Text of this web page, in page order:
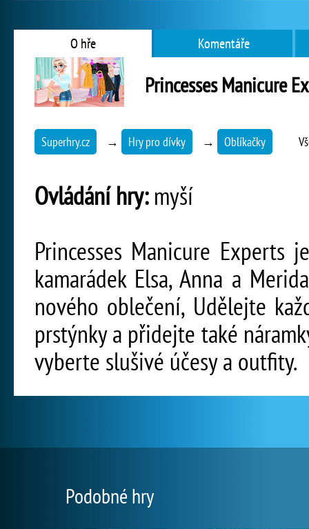
O hře Komentáře
Princesses Manicure
Superhry.cz → Hry pro dívky → Oblíkačky
Ovládání hry:myší
Princesses Manicure
kamarádek Elsa, Anna a
nového oblečení, Udělejte
prstýnky a přidejte také
vyberte slušivé účesy a outfity.
Podobné hry